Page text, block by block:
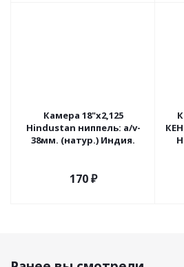
Камера 18"х2,125
Hindustan ниппель: a/v-
38мм. (натур.) Индия.
170₽